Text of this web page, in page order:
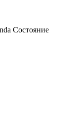
Состояние